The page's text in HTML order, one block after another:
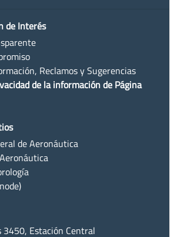
de Interés
Reclamos y Sugerencias
de la información de Página
de Aeronáutica
3450, Estación Central